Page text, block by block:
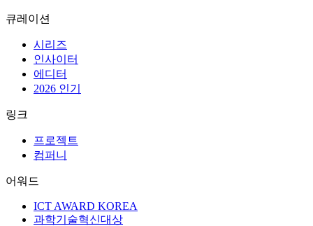
큐레이션
시리즈
인사이터
에디터
2026 인기
링크
프로젝트
컴퍼니
어워드
ICT AWARD KOREA
과학기술혁신대상